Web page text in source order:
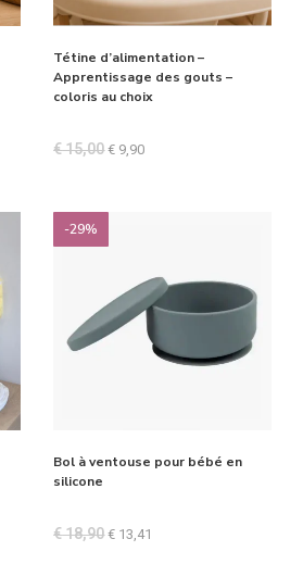
Tétine d’alimentation –
Apprentissage des gouts –
coloris au choix
€15,00 € 9,90
-29%
Bol à ventouse pour bébé en
silicone
€18,90 € 13,41